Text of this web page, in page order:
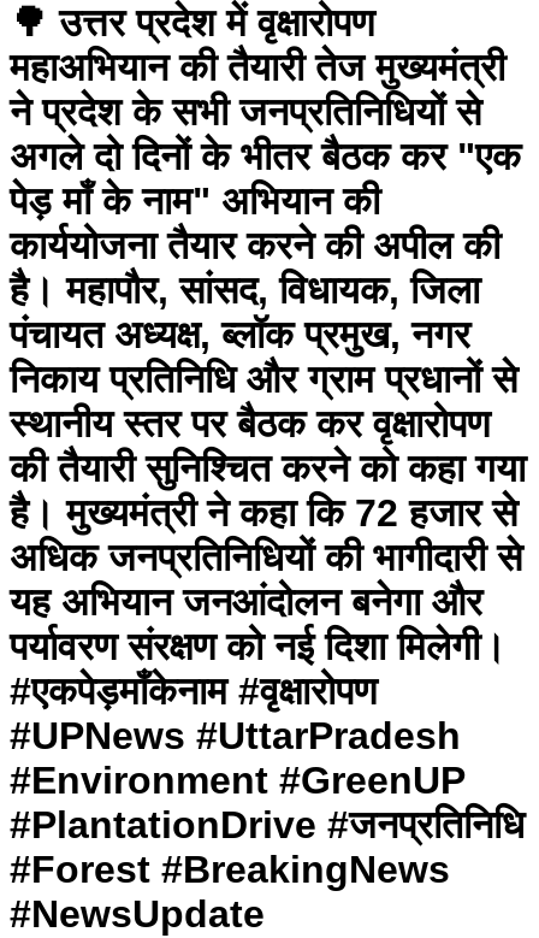
🌳 उत्तर प्रदेश में वृक्षारोपण
महाअभियान की तैयारी तेज मुख्यमंत्री
ने प्रदेश के सभी जनप्रतिनिधियों से
अगले दो दिनों के भीतर बैठक कर "एक
पेड़ माँ के नाम" अभियान की
कार्ययोजना तैयार करने की अपील की
है। महापौर, सांसद, विधायक, जिला
पंचायत अध्यक्ष, ब्लॉक प्रमुख, नगर
निकाय प्रतिनिधि और ग्राम प्रधानों से
स्थानीय स्तर पर बैठक कर वृक्षारोपण
की तैयारी सुनिश्चित करने को कहा गया
है। मुख्यमंत्री ने कहा कि 72 हजार से
अधिक जनप्रतिनिधियों की भागीदारी से
यह अभियान जनआंदोलन बनेगा और
पर्यावरण संरक्षण को नई दिशा मिलेगी।
#एकपेड़माँकेनाम #वृक्षारोपण
#UPNews #UttarPradesh
#Environment #GreenUP
#PlantationDrive #जनप्रतिनिधि
#Forest #BreakingNews
#NewsUpdate